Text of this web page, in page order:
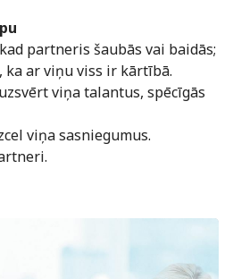
partneris šaubās vai baidās;
ar viņu viss ir kārtībā.
viņa talantus, spēcīgās
viņa sasniegumus.